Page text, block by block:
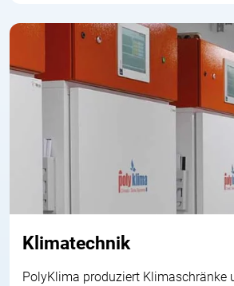
Klimatechnik
PolyKlima produziert Klimaschränke